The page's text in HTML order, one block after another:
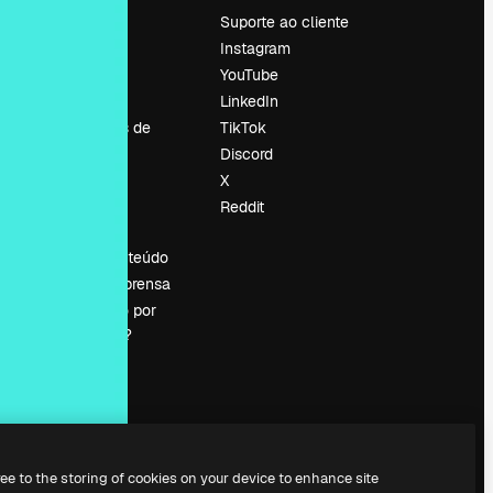
Tendências de
Vender conteúdo
Sala de imprensa
Procurando por
magnific.ai?
Suporte ao cliente
Instagram
YouTube
LinkedIn
TikTok
Discord
X
Reddit
to the storing of cookies on your device to enhance site